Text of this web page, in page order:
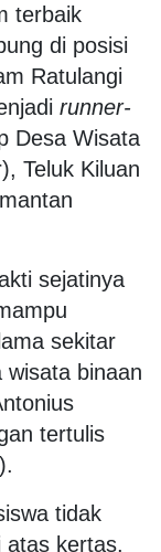
terbaik
di posisi
Ratulangi
runner-
Desa Wisata
Teluk Kiluan
sejatinya
sekitar
wisata binaan
tertulis
tidak
atas kertas,